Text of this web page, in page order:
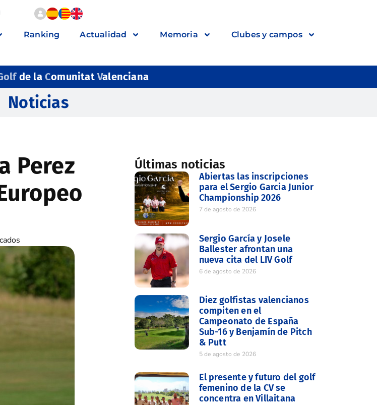
Ranking Actualidad Memoria Clubes y campos
de la ComunitatValenciana
Noticias
Perez
Últimas noticias
Abiertas las inscripciones
para el Sergio Garcia Junior
Championship 2026
7 de agosto de 2026
Sergio García y Josele
Ballester afrontan una
nueva cita del LIV Golf
6 de agosto de 2026
Diez golfistas valencianos
compiten en el
Campeonato de España
Sub-16 y Benjamín de Pitch
& Putt
5 de agosto de 2026
El presente y futuro del golf
femenino de la CV se
concentra en Villaitana